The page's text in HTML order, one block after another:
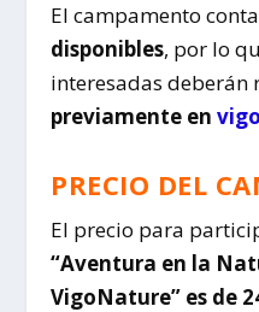
El campamento
disponibles, por lo
interesadas deberán
previamente en
PRECIO DEL
El precio para
“Aventura en la
VigoNature” es de